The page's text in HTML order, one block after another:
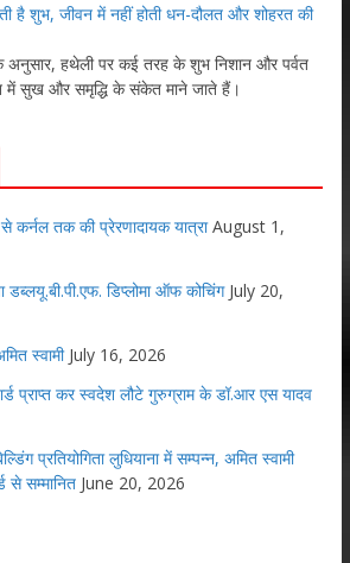
है शुभ, जीवन में नहीं होती धन-दौलत और शोहरत की
अनुसार, हथेली पर कई तरह के शुभ निशान और पर्वत
में सुख और समृद्धि के संकेत माने जाते हैं।
कर्नल तक की प्रेरणादायक यात्रा August 1,
डब्लयू.बी.पी.एफ. डिप्लोमा ऑफ कोचिंग July 20,
स्वामी July 16, 2026
प्राप्त कर स्वदेश लौटे गुरुग्राम के डॉ.आर एस यादव
प्रतियोगिता लुधियाना में सम्पन्न, अमित स्वामी
से सम्मानित June 20, 2026